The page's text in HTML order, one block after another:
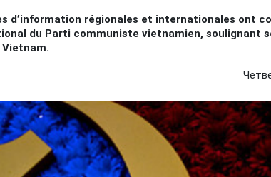
d’information régionales et internationales ont
du Parti communiste vietnamien, soulignant